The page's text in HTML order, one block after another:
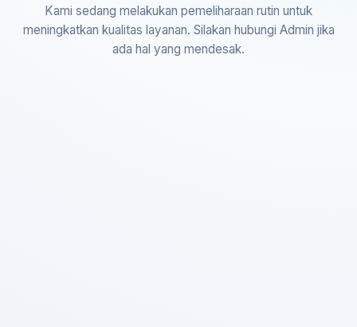
Kami sedang melakukan pemeliharaan rutin untuk
meningkatkan kualitas layanan. Silakan hubungi Admin jika
ada hal yang mendesak.